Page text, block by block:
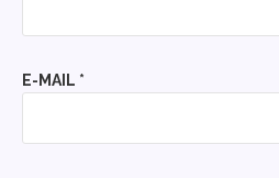
E-MAIL *